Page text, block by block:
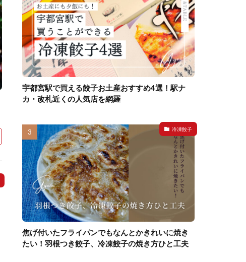
宇都宮駅で買える餃子お土産おすすめ4選！駅ナ
カ・改札近くの人気店を網羅
冷凍餃子
焦げ付いたフライパンでもなんとかきれいに焼き
たい！羽根つき餃子、冷凍餃子の焼き方ひと工夫